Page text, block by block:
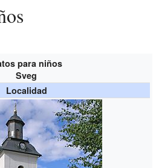
para niños
Sveg
Localidad